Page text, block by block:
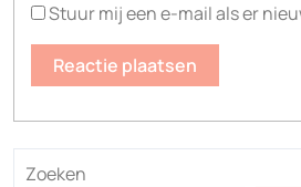
Stuur mij een e-mail als er
Zoeken